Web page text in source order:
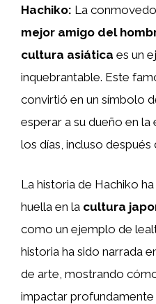
Hachiko: La
mejor amigo del
cultura asiática es un
inquebrantable. Este
convirtió en un símbolo
esperar a su dueño en
los días, incluso
La historia de Hachiko
huella en la cultura
como un ejemplo de
historia ha sido narrada
de arte, mostrando
impactar profundamente